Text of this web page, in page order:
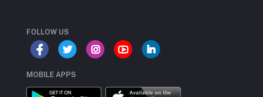
FOLLOW US
MOBILE APPS